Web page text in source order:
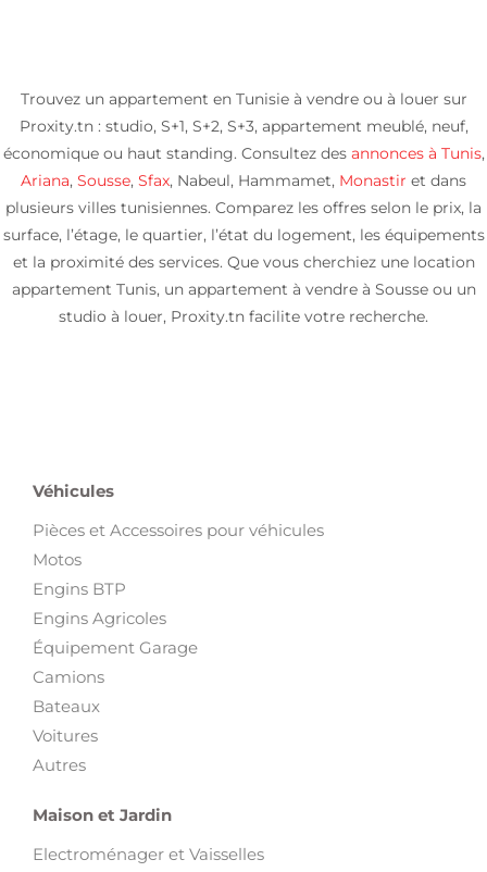
Trouvez un appartement en Tunisie à vendre ou à louer sur
Proxity.tn : studio, S+1, S+2, S+3, appartement meublé, neuf,
économique ou haut standing. Consultez desannonces à Tunis,
Ariana, Sousse, Sfax, Nabeul, Hammamet, Monastir et dans
plusieurs villes tunisiennes. Comparez les offres selon le prix, la
surface, l’étage, le quartier, l’état du logement, les équipements
et la proximité des services. Que vous cherchiez une location
appartement Tunis, un appartement à vendre à Sousse ou un
studio à louer, Proxity.tn facilite votre recherche.
Véhicules
Pièces et Accessoires pour véhicules
Motos
Engins BTP
Engins Agricoles
Équipement Garage
Camions
Bateaux
Voitures
Autres
Maison et Jardin
Electroménager et Vaisselles